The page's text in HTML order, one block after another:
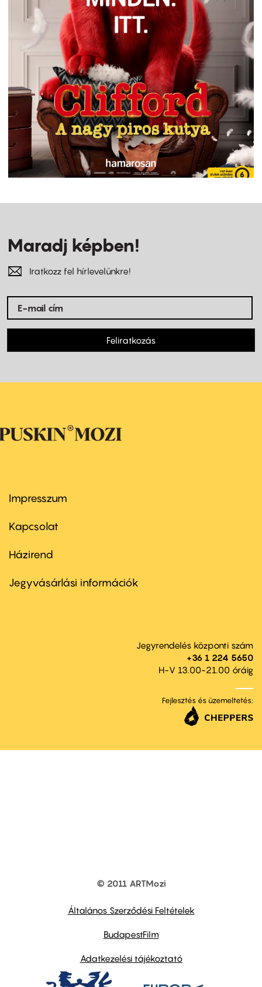
Maradj képben!
Iratkozz fel hírlevelünkre!
Feliratkozás
Footer
first
Impresszum
Kapcsolat
Footer
second
Házirend
Jegyvásárlási információk
Jegyrendelés központi szám
+36 1 224 5650
H-V 13.00-21.00 óráig
Fejlesztés és üzemeltetés:
© 2011 ARTMozi
Általános Szerződési Feltételek
BudapestFilm
Adatkezelési tájékoztató